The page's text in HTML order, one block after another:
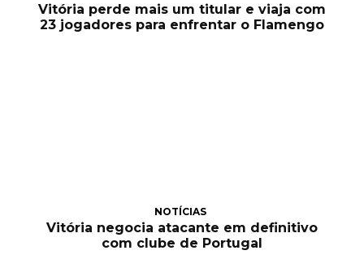
Vitória perde mais um titular e viaja com
23 jogadores para enfrentar o Flamengo
NOTÍCIAS
Vitória negocia atacante em definitivo
com clube de Portugal